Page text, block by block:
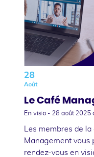
28
Août
Le Café
En visio - 28 août 2025
Les membres de
Management vous
rendez-vous en